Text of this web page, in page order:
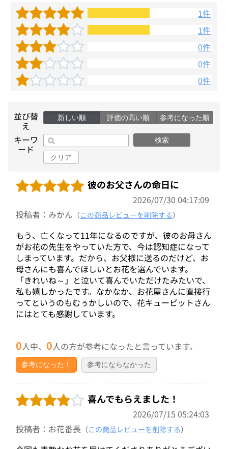
1件
1件
0件
0件
0件
並び替
え
新しい順 評価の高い順 参考になった順
キーワ
ード
検索
クリア
彼のお父さんの命日に
2026/07/30 04:17:09
投稿者：みかん （この商品レビューを削除する）
もう、亡くなって11年になるのですが、彼のお母さん
がお花の先生をやっていた方で、今は認知症になって
しまっています。だから、お父様に送るのだけど、お
母さんにも喜んでほしいとお花を選んでいます。
「きれいね～」と泣いて喜んでいただけたみたいで、
私も嬉しかったです。なかなか、お花屋さんに直接行
ってというのもむぅかしいので、花キューピットさん
にはとても感謝しています。
0人中、0人の方が参考になったと言っています。
参考になった！ 参考にならなかった
喜んでもらえました！
2026/07/15 05:24:03
投稿者：お花番長 （この商品レビューを削除する）